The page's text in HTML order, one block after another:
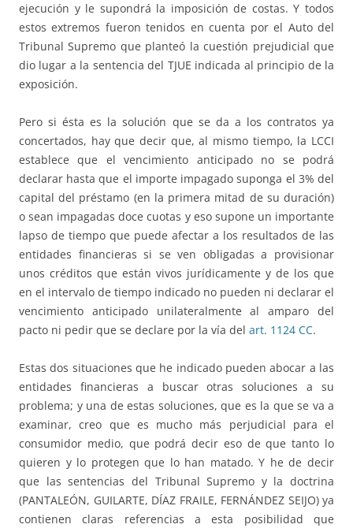
ejecución y le supondrá la imposición de costas. Y todos
estos extremos fueron tenidos en cuenta por el Auto del
Tribunal Supremo que planteó la cuestión prejudicial que
dio lugar a la sentencia del TJUE indicada al principio de la
exposición.
Pero si ésta es la solución que se da a los contratos ya
concertados, hay que decir que, al mismo tiempo, la LCCI
establece que el vencimiento anticipado no se podrá
declarar hasta que el importe impagado suponga el 3% del
capital del préstamo (en la primera mitad de su duración)
o sean impagadas doce cuotas y eso supone un importante
lapso de tiempo que puede afectar a los resultados de las
entidades financieras si se ven obligadas a provisionar
unos créditos que están vivos jurídicamente y de los que
en el intervalo de tiempo indicado no pueden ni declarar el
vencimiento anticipado unilateralmente al amparo del
pacto ni pedir que se declare por la vía del art. 1124 CC.
Estas dos situaciones que he indicado pueden abocar a las
entidades financieras a buscar otras soluciones a su
problema; y una de estas soluciones, que es la que se va a
examinar, creo que es mucho más perjudicial para el
consumidor medio, que podrá decir eso de que tanto lo
quieren y lo protegen que lo han matado. Y he de decir
que las sentencias del Tribunal Supremo y la doctrina
(PANTALEÓN, GUILARTE, DÍAZ FRAILE, FERNÁNDEZ SEIJO) ya
contienen claras referencias a esta posibilidad que